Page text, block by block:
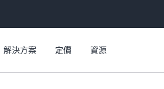
解決方案 定價 資源